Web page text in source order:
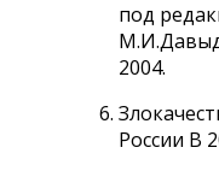
под
2004.
России В